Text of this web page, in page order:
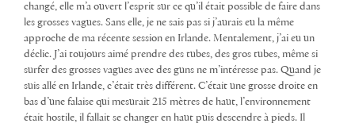
changé, elle m’a ouvert l’esprit sur ce qu’il était possible de faire dans
les grosses vagues. Sans elle, je ne sais pas si j’aurais eu la même
approche de ma récente session en Irlande. Mentalement, j’ai eu un
déclic. J’ai toujours aimé prendre des tubes, des gros tubes, même si
surfer des grosses vagues avec des guns ne m’intéresse pas. Quand je
suis allé en Irlande, c’était très différent. C’était une grosse droite en
bas d’une falaise qui mesurait 215 mètres de haut, l’environnement
était hostile, il fallait se changer en haut puis descendre à pieds. Il